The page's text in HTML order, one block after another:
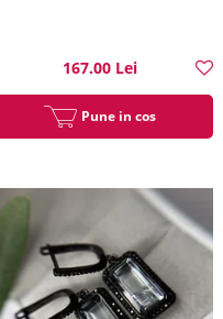
167.00 Lei
Pune in cos